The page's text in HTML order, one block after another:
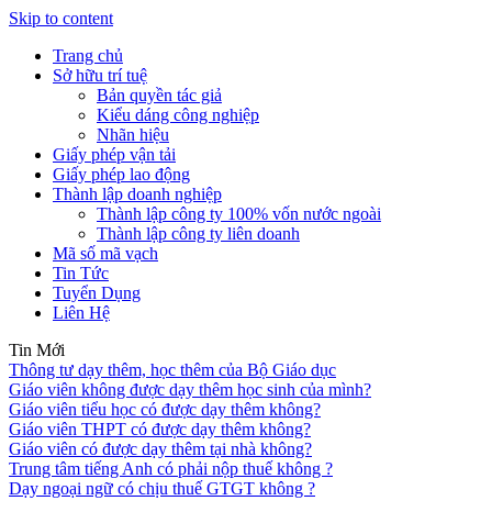
Skip to content
Trang chủ
Sở hữu trí tuệ
Bản quyền tác giả
Kiểu dáng công nghiệp
Nhãn hiệu
Giấy phép vận tải
Giấy phép lao động
Thành lập doanh nghiệp
Thành lập công ty 100% vốn nước ngoài
Thành lập công ty liên doanh
Mã số mã vạch
Tin Tức
Tuyển Dụng
Liên Hệ
Tin Mới
Thông tư dạy thêm, học thêm của Bộ Giáo dục
Giáo viên không được dạy thêm học sinh của mình?
Giáo viên tiểu học có được dạy thêm không?
Giáo viên THPT có được dạy thêm không?
Giáo viên có được dạy thêm tại nhà không?
Trung tâm tiếng Anh có phải nộp thuế không ?
Dạy ngoại ngữ có chịu thuế GTGT không ?